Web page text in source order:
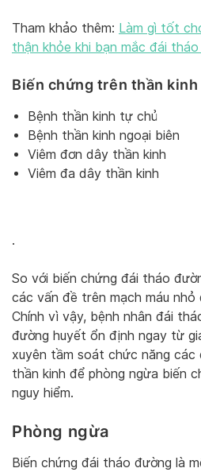
Tham khảo thêm: Làm gì tốt
thận khỏe khi bạn mắc đái
Biến chứng trên thần kinh
Bệnh thần kinh tự chủ
Bệnh thần kinh ngoại biên
Viêm đơn dây thần kinh
Viêm đa dây thần kinh
.
So với biến chứng đái tháo
các vấn đề trên mạch máu nhỏ
Chính vì vậy, bệnh nhân đái
đường huyết ổn định ngay từ
xuyên tầm soát chức năng các
thần kinh để phòng ngừa biến
nguy hiểm.
Phòng ngừa
Biến chứng đái tháo đường là